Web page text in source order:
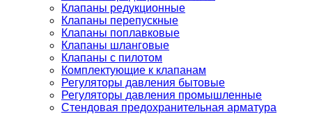
Клапаны редукционные
Клапаны перепускные
Клапаны поплавковые
Клапаны шланговые
Клапаны с пилотом
Комплектующие к клапанам
Регуляторы давления бытовые
Регуляторы давления промышленные
Стендовая предохранительная арматура